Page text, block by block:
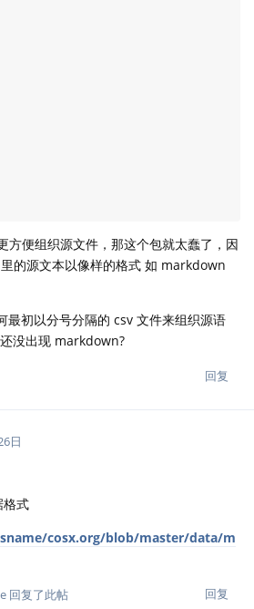
便组织源文件，那这个包就太蠢了，因
的源文本以像样的格式 如 markdown
初以分号分隔的 csv 文件来组织源语
没出现 markdown?
回复
日
式
cosx.org/blob/master/data/m
回复
回复了此帖